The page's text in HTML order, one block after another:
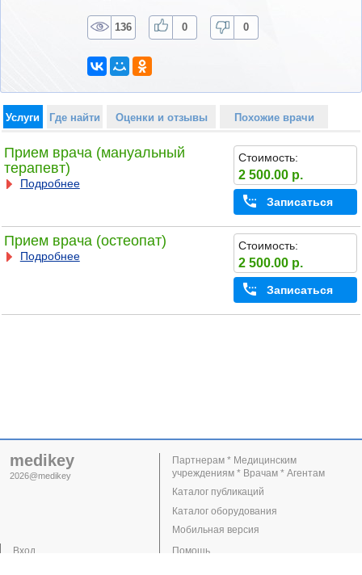
136 0 0
Услуги Где найти Оценки и отзывы Похожие врачи
Прием врача (мануальный
терапевт)
Подробнее
Стоимость:
2 500.00 р.
Записаться
Прием врача (остеопат)
Подробнее
Стоимость:
2 500.00 р.
Записаться
medikey
2026@medikey
Вход
Партнерам * Медицинским
учреждениям * Врачам * Агентам
Каталог публикаций
Каталог оборудования
Мобильная версия
Помощь